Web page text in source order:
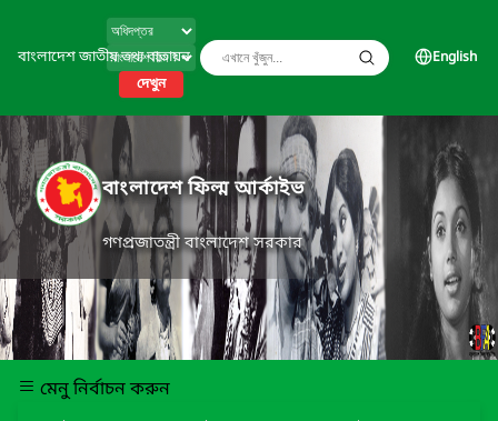
বাংলাদেশ জাতীয় তথ্য বাতায়ন
দেখুন
English
বাংলাদেশ ফিল্ম আর্কাইভ
গণপ্রজাতন্ত্রী বাংলাদেশ সরকার
মেনু নির্বাচন করুন